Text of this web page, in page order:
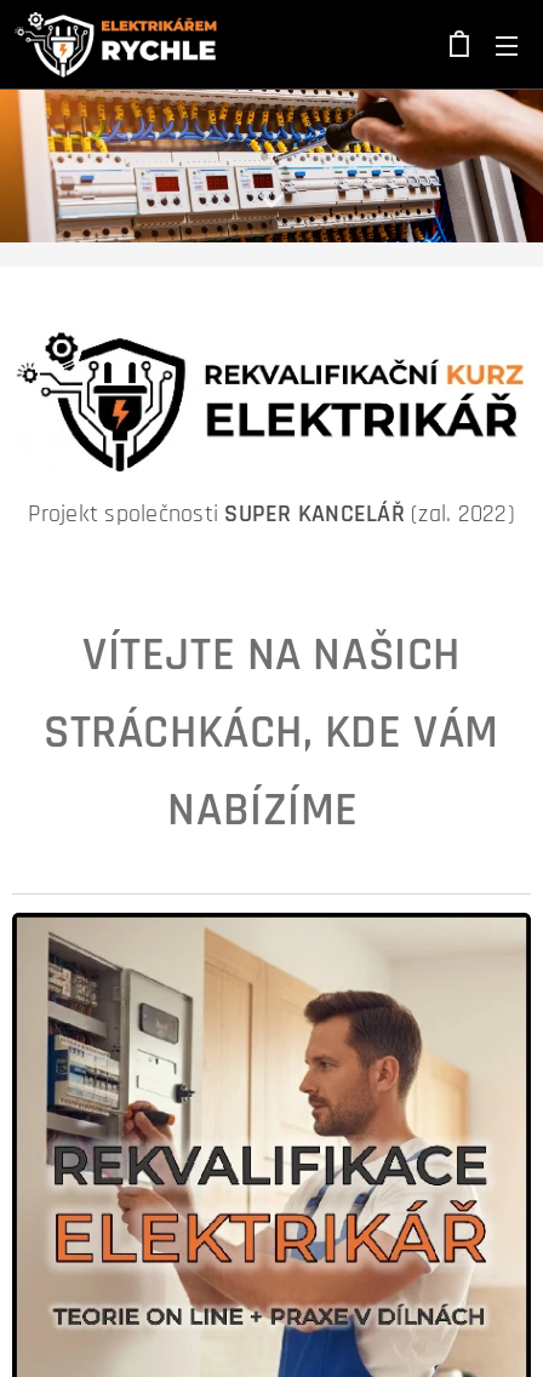
Projekt společnosti SUPER KANCELÁŘ (zal. 2022)
VÍTEJTE NA NAŠICH
STRÁCHKÁCH, KDE VÁM
NABÍZÍME